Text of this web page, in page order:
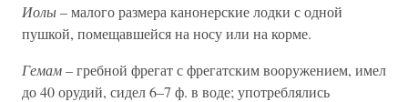
Иолы– малого размера канонерские лодки с одной
пушкой, помещавшейся на носу или на корме.
Гемам– гребной фрегат с фрегатским вооружением, имел
до 40 орудий, сидел 6–7 ф. в воде; употреблялись